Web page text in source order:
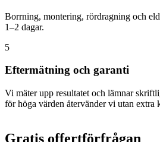
Borrning, montering, rördragning och
1–2 dagar.
5
Eftermätning och garanti
Vi mäter upp resultatet och lämnar
för höga värden återvänder vi utan extra
Gratis offertförfrågan